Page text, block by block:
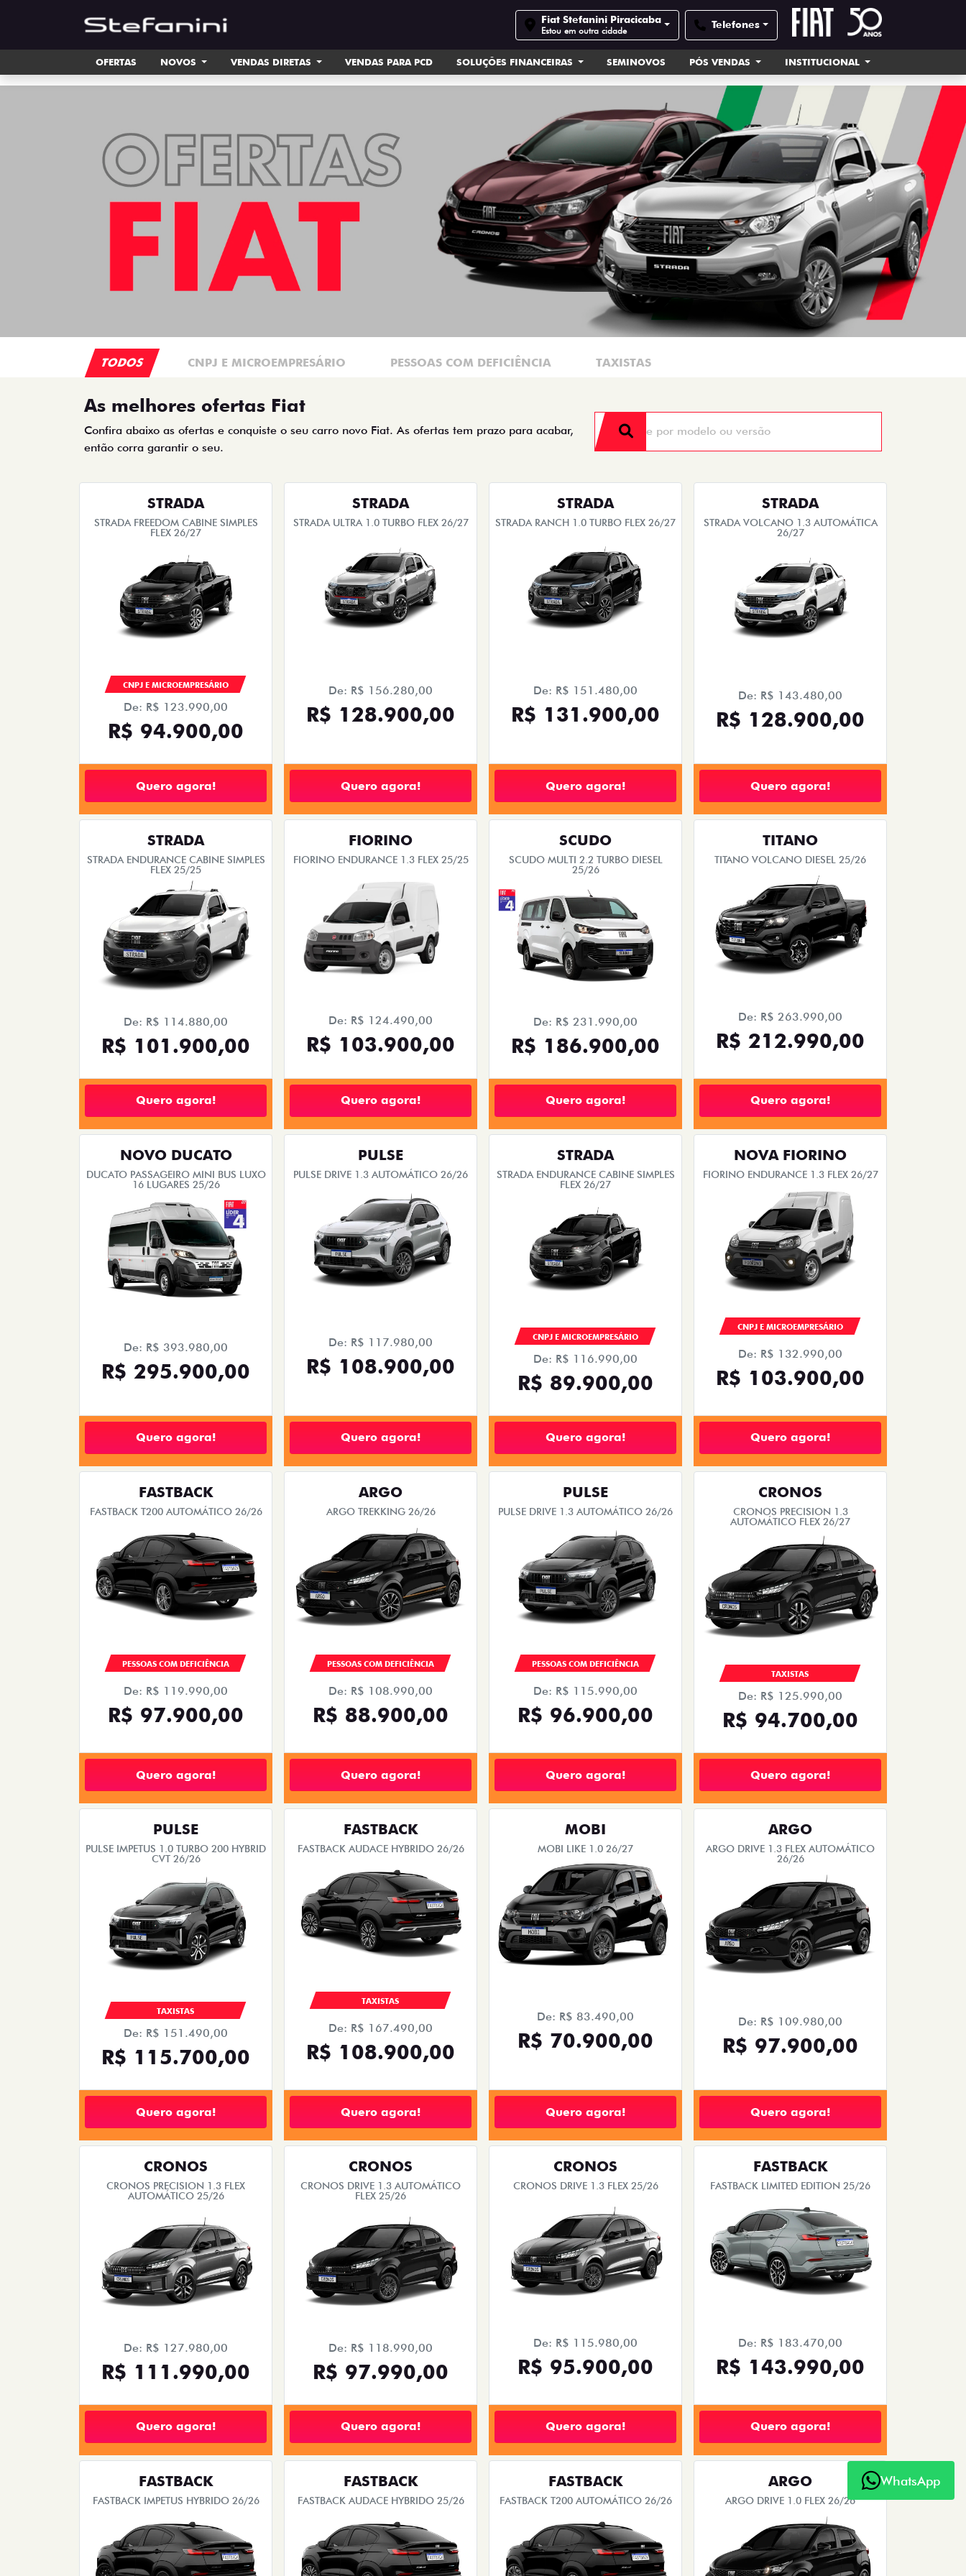
Fiat Stefanini Piracicaba
Estou em outra cidade Telefones
OFERTAS NOVOS VENDAS DIRETAS VENDAS PARA PCD SOLUÇÕES FINANCEIRAS SEMINOVOS PÓS VENDAS INSTITUCIONAL
TODOS CNPJ E MICROEMPRESÁRIO PESSOAS COM DEFICIÊNCIA TAXISTAS
As melhores ofertas Fiat
Confira abaixo as ofertas e conquiste o seu carro novo Fiat. As ofertas tem prazo para acabar,
então corra garantir o seu.
STRADA
STRADA FREEDOM CABINE SIMPLES
FLEX 26/27
CNPJ E MICROEMPRESÁRIO
De: R$ 123.990,00
R$ 94.900,00
Quero agora!
STRADA
STRADA ULTRA 1.0 TURBO FLEX 26/27
De: R$ 156.280,00
R$ 128.900,00
Quero agora!
STRADA
STRADA RANCH 1.0 TURBO FLEX 26/27
De: R$ 151.480,00
R$ 131.900,00
Quero agora!
STRADA
STRADA VOLCANO 1.3 AUTOMÁTICA
26/27
De: R$ 143.480,00
R$ 128.900,00
Quero agora!
STRADA
STRADA ENDURANCE CABINE SIMPLES
FLEX 25/25
De: R$ 114.880,00
R$ 101.900,00
Quero agora!
FIORINO
FIORINO ENDURANCE 1.3 FLEX 25/25
De: R$ 124.490,00
R$ 103.900,00
Quero agora!
SCUDO
SCUDO MULTI 2.2 TURBO DIESEL
25/26
De: R$ 231.990,00
R$ 186.900,00
Quero agora!
TITANO
TITANO VOLCANO DIESEL 25/26
De: R$ 263.990,00
R$ 212.990,00
Quero agora!
NOVO DUCATO
DUCATO PASSAGEIRO MINI BUS LUXO
16 LUGARES 25/26
De: R$ 393.980,00
R$ 295.900,00
Quero agora!
PULSE
PULSE DRIVE 1.3 AUTOMÁTICO 26/26
De: R$ 117.980,00
R$ 108.900,00
Quero agora!
STRADA
STRADA ENDURANCE CABINE SIMPLES
FLEX 26/27
CNPJ E MICROEMPRESÁRIO
De: R$ 116.990,00
R$ 89.900,00
Quero agora!
NOVA FIORINO
FIORINO ENDURANCE 1.3 FLEX 26/27
CNPJ E MICROEMPRESÁRIO
De: R$ 132.990,00
R$ 103.900,00
Quero agora!
FASTBACK
FASTBACK T200 AUTOMÁTICO 26/26
PESSOAS COM DEFICIÊNCIA
De: R$ 119.990,00
R$ 97.900,00
Quero agora!
ARGO
ARGO TREKKING 26/26
PESSOAS COM DEFICIÊNCIA
De: R$ 108.990,00
R$ 88.900,00
Quero agora!
PULSE
PULSE DRIVE 1.3 AUTOMÁTICO 26/26
PESSOAS COM DEFICIÊNCIA
De: R$ 115.990,00
R$ 96.900,00
Quero agora!
CRONOS
CRONOS PRECISION 1.3
AUTOMÁTICO FLEX 26/27
TAXISTAS
De: R$ 125.990,00
R$ 94.700,00
Quero agora!
PULSE
PULSE IMPETUS 1.0 TURBO 200 HYBRID
CVT 26/26
TAXISTAS
De: R$ 151.490,00
R$ 115.700,00
Quero agora!
FASTBACK
FASTBACK AUDACE HYBRIDO 26/26
TAXISTAS
De: R$ 167.490,00
R$ 108.900,00
Quero agora!
MOBI
MOBI LIKE 1.0 26/27
De: R$ 83.490,00
R$ 70.900,00
Quero agora!
ARGO
ARGO DRIVE 1.3 FLEX AUTOMÁTICO
26/26
De: R$ 109.980,00
R$ 97.900,00
Quero agora!
CRONOS
CRONOS PRECISION 1.3 FLEX
AUTOMÁTICO 25/26
De: R$ 127.980,00
R$ 111.990,00
Quero agora!
CRONOS
CRONOS DRIVE 1.3 AUTOMÁTICO
FLEX 25/26
De: R$ 118.990,00
R$ 97.990,00
Quero agora!
CRONOS
CRONOS DRIVE 1.3 FLEX 25/26
De: R$ 115.980,00
R$ 95.900,00
Quero agora!
FASTBACK
FASTBACK LIMITED EDITION 25/26
De: R$ 183.470,00
R$ 143.990,00
Quero agora!
FASTBACK
FASTBACK IMPETUS HYBRIDO 26/26
FASTBACK
FASTBACK AUDACE HYBRIDO 25/26
FASTBACK
FASTBACK T200 AUTOMÁTICO 26/26
ARGO
ARGO DRIVE 1.0 FLEX 26/26
WhatsApp